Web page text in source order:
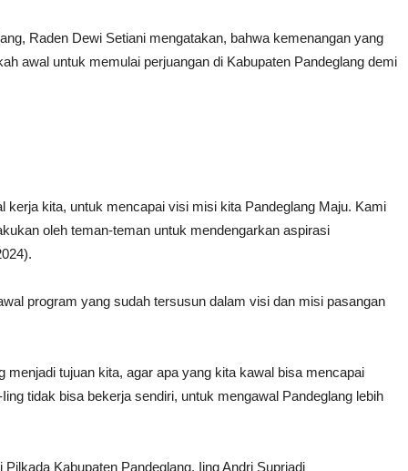
Raden Dewi Setiani mengatakan, bahwa kemenangan yang
awal untuk memulai perjuangan di Kabupaten Pandeglang demi
kerja kita, untuk mencapai visi misi kita Pandeglang Maju. Kami
oleh teman-teman untuk mendengarkan aspirasi
program yang sudah tersusun dalam visi dan misi pasangan
menjadi tujuan kita, agar apa yang kita kawal bisa mencapai
tidak bisa bekerja sendiri, untuk mengawal Pandeglang lebih
Kabupaten Pandeglang, Iing Andri Supriadi